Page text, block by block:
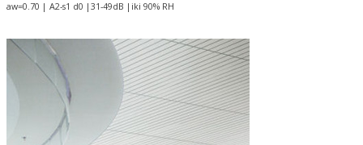
aw=0.70 | A2-s1 d0 |31-49dB |iki 90% RH